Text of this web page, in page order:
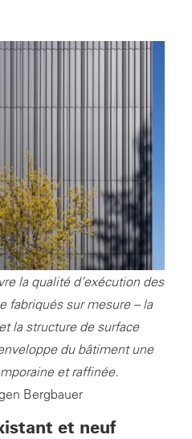
la qualité d’exécution des
fabriqués sur mesure – la
la structure de surface
du bâtiment une
et raffinée.
Bergbauer
et neuf